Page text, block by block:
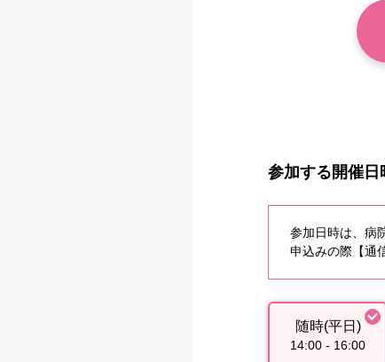
参加する開催日
参加日時は、病
申込みの際【通
随時(平日)
14:00 - 16:00